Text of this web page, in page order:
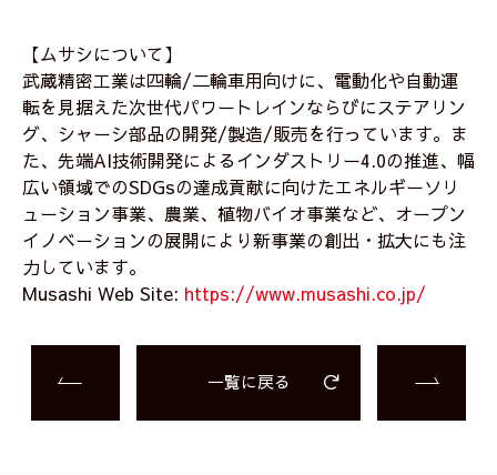
【ムサシについて】
武蔵精密工業は四輪/二輪車用向けに、電動化や自動運
転を見据えた次世代パワートレインならびにステアリン
グ、シャーシ部品の開発/製造/販売を行っています。ま
た、先端AI技術開発によるインダストリー4.0の推進、幅
広い領域でのSDGsの達成貢献に向けたエネルギーソリ
ューション事業、農業、植物バイオ事業など、オープン
イノベーションの展開により新事業の創出・拡大にも注
力しています。
Musashi Web Site: https://www.musashi.co.jp/
一覧に戻る